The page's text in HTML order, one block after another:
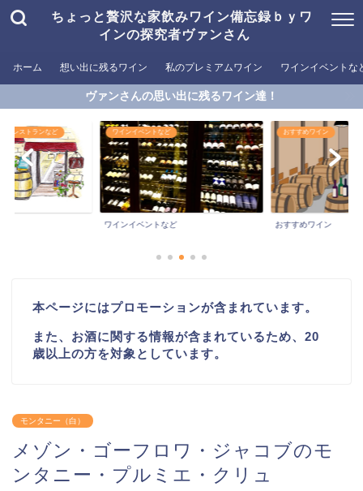
ちょっと贅沢な家飲みワイン備忘録ｂｙワ
インの探究者ヴァンさん
ホーム 想い出に残るワイン 私のプレミアムワイン ワインイベントな
ヴァンさんの思い出に残るワイン達！
るレストランなど ワインイベントなど
ワインイベントなど
おすすめワイン
おすすめワイン
本ページにはプロモーションが含まれています。
また、お酒に関する情報が含まれているため、20
歳以上の方を対象としています。
モンタニー（白）
メゾン・ゴーフロワ・ジャコブのモ
ンタニー・プルミエ・クリュ